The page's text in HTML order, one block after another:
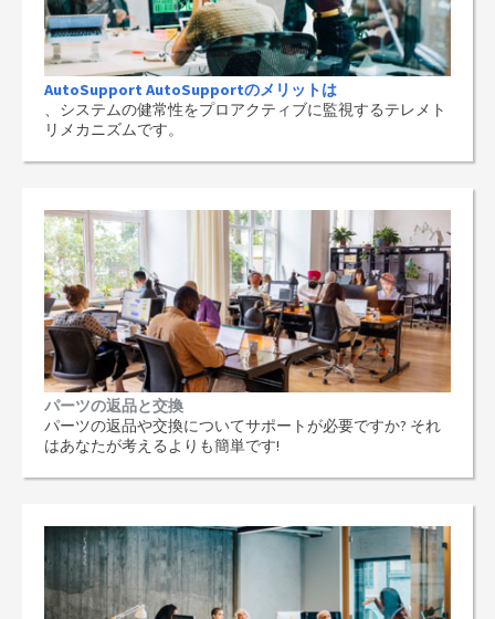
AutoSupport AutoSupportのメリットは
、システムの健常性をプロアクティブに監視するテレメト
リメカニズムです。
パーツの返品と交換
パーツの返品や交換についてサポートが必要ですか? それ
はあなたが考えるよりも簡単です!